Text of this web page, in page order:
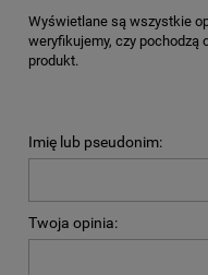
Wyświetlane są wszystkie
weryfikujemy, czy pochodzą
produkt.
Imię lub pseudonim:
Twoja opinia: